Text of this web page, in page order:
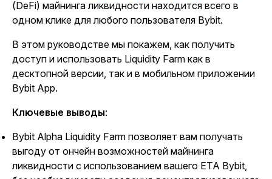
(DeFi) майнинга ликвидности находится всего в
одном клике для любого пользователя Bybit.
В этом руководстве мы покажем, как получить
доступ и использовать Liquidity Farm как в
десктопной версии, так и в мобильном приложении
Bybit App.
Ключевые выводы:
Bybit Alpha Liquidity Farm позволяет вам получать
выгоду от ончейн возможностей майнинга
ликвидности с использованием вашего ЕТА Bybit,